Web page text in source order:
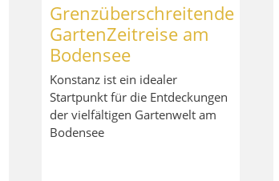
Grenzüberschreitende
GartenZeitreise am
Bodensee
Konstanz ist ein idealer
Startpunkt für die Entdeckungen
der vielfältigen Gartenwelt am
Bodensee